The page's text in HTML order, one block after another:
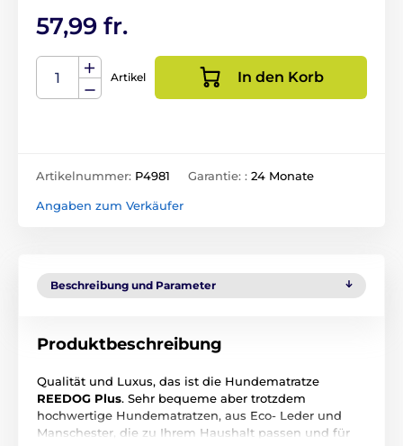
57,99 fr.
Artikel In den Korb
Artikelnummer: P4981 Garantie: : 24 Monate
Angaben zum Verkäufer
Beschreibung und Parameter
Produktbeschreibung
Qualität und Luxus, das ist die Hundematratze
REEDOG Plus. Sehr bequeme aber trotzdem
hochwertige Hundematratzen, aus Eco- Leder und
Manschester, die zu Ihrem Haushalt passen und für